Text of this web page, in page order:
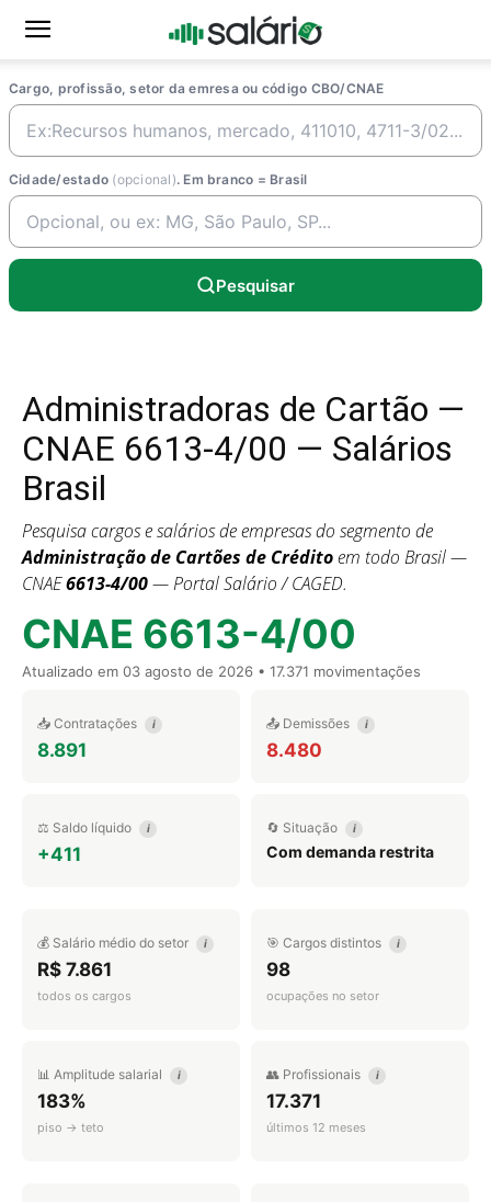
Cargo, profissão, setor da emresa ou código CBO/CNAE
Cidade/estado (opcional). Em branco = Brasil
Pesquisar
Administradoras de Cartão —
CNAE 6613-4/00 — Salários
Brasil
Pesquisa cargos e salários de empresas do segmento de
Administração de Cartões de Créditoem todo Brasil —
CNAE6613-4/00— Portal Salário / CAGED.
CNAE 6613-4/00
Atualizado em 03 agosto de 2026 • 17.371 movimentações
📥 Contratações i
8.891
📤 Demissões i
8.480
⚖️ Saldo líquido i
+411
🔄 Situação i
Com demanda restrita
💰 Salário médio do setor i
R$ 7.861
todos os cargos
🎯 Cargos distintos i
98
ocupações no setor
📊 Amplitude salarial i
183%
piso → teto
👥 Profissionais i
17.371
últimos 12 meses